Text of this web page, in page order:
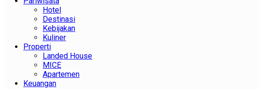
Hotel
Destinasi
Kebijakan
Kuliner
Properti
Landed House
MICE
Apartemen
Keuangan